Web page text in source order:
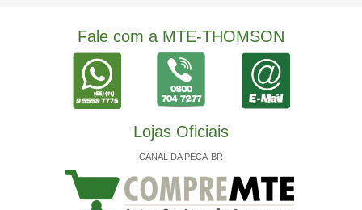
Fale com a MTE-THOMSON
Lojas Oficiais
CANAL DA PECA-BR